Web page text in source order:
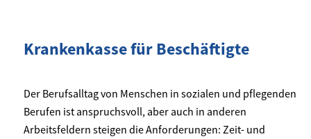
Krankenkasse für Beschäftigte
Der Berufsalltag von Menschen in sozialen und pflegenden
Berufen ist anspruchsvoll, aber auch in anderen
Arbeitsfeldern steigen die Anforderungen: Zeit- und